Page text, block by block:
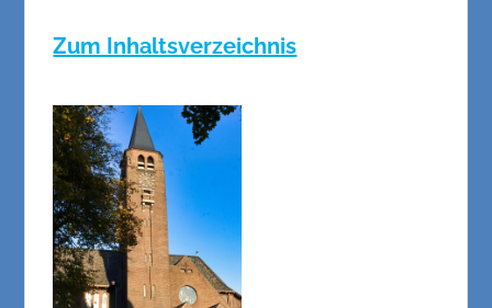
Zum Inhaltsverzeichnis